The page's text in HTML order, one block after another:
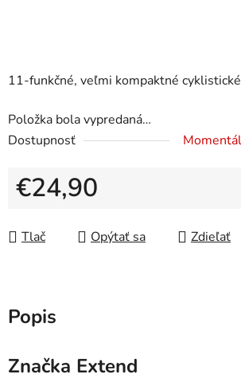
11-funkčné, veľmi kompaktné
Položka bola vypredaná…
Dostupnosť
€24,90
Tlač
Opýtať sa Zdieľať
Popis
Značka Extend